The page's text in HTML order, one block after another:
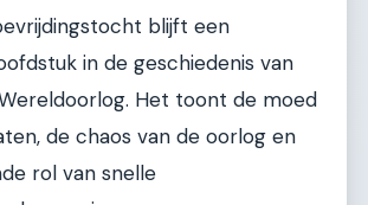
blijft een
in de geschiedenis van
Het toont de moed
de chaos van de oorlog en
rol van snelle